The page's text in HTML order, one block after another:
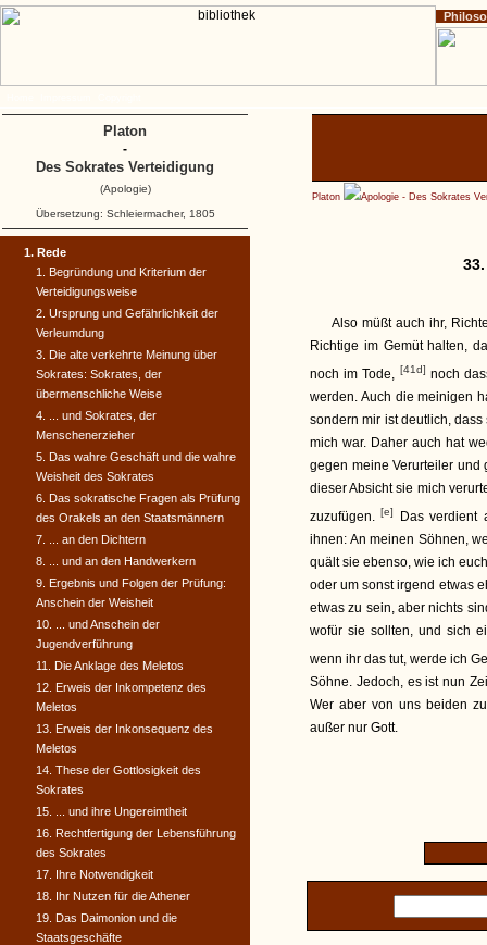
Platon Apologie - Des Sokrates
Also müßt auch ihr,
Richtige im Gemüt halten,
noch im Tode, [41d] noch
werden. Auch die meinigen
sondern mir ist deutlich,
mich war. Daher auch hat
gegen meine Verurteiler und
dieser Absicht sie mich
zuzufügen.[e]
Das verdient
ihnen: An meinen Söhnen,
quält sie ebenso, wie ich
oder um sonst irgend etwas
etwas zu sein, aber nichts
wofür sie sollten, und sich
wenn ihr das tut, werde ich
Söhne. Jedoch, es ist nun
Wer aber von uns beiden
außer nur Gott.
1. Rede
1. Begründung und Kriterium der
Verteidigungsweise
2. Ursprung und Gefährlichkeit der
Verleumdung
3. Die alte verkehrte Meinung über
Sokrates: Sokrates, der
übermenschliche Weise
4. ... und Sokrates, der
Menschenerzieher
5. Das wahre Geschäft und die wahre
Weisheit des Sokrates
6. Das sokratische Fragen als Prüfung
des Orakels an den Staatsmännern
7. ... an den Dichtern
8. ... und an den Handwerkern
9. Ergebnis und Folgen der Prüfung:
Anschein der Weisheit
10. ... und Anschein der
Jugendverführung
11. Die Anklage des Meletos
12. Erweis der Inkompetenz des
Meletos
13. Erweis der Inkonsequenz des
Meletos
14. These der Gottlosigkeit des
Sokrates
15. ... und ihre Ungereimtheit
16. Rechtfertigung der Lebensführung
des Sokrates
17. Ihre Notwendigkeit
18. Ihr Nutzen für die Athener
19. Das Daimonion und die
Staatsgeschäfte
Platon
-
Des Sokrates Verteidigung
(Apologie)
Übersetzung: Schleiermacher, 1805